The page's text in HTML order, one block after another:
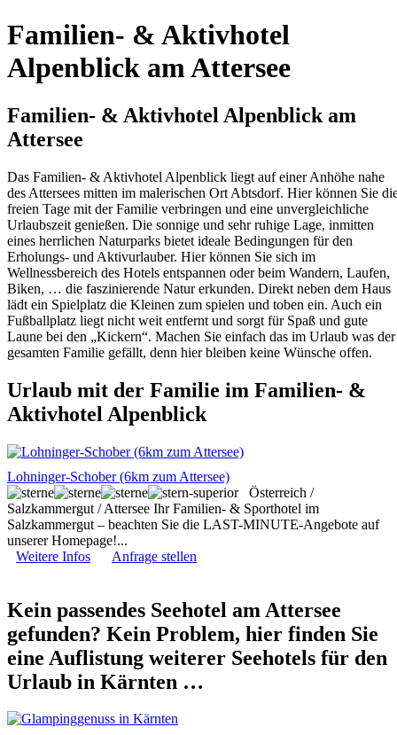
Familien- & Aktivhotel
Alpenblick am Attersee
Familien- & Aktivhotel Alpenblick am
Attersee
Das Familien- & Aktivhotel Alpenblick liegt auf einer Anhöhe nahe
des Attersees mitten im malerischen Ort Abtsdorf. Hier können Sie
freien Tage mit der Familie verbringen und eine unvergleichliche
Urlaubszeit genießen. Die sonnige und sehr ruhige Lage, inmitten
eines herrlichen Naturparks bietet ideale Bedingungen für den
Erholungs- und Aktivurlauber. Hier können Sie sich im
Wellnessbereich des Hotels entspannen oder beim Wandern, Laufen,
Biken, … die faszinierende Natur erkunden. Direkt neben dem Haus
lädt ein Spielplatz die Kleinen zum spielen und toben ein. Auch ein
Fußballplatz liegt nicht weit entfernt und sorgt für Spaß und gute
Laune bei den „Kickern“. Machen Sie einfach das im Urlaub was der
gesamten Familie gefällt, denn hier bleiben keine Wünsche offen.
Urlaub mit der Familie im Familien- &
Aktivhotel Alpenblick
Lohninger-Schober (6km zum Attersee)
Österreich /
Salzkammergut / Attersee Ihr Familien- & Sporthotel im
Salzkammergut – beachten Sie die LAST-MINUTE-Angebote auf
unserer Homepage!...
Weitere Infos
Anfrage stellen
Kein passendes Seehotel am Attersee
gefunden? Kein Problem, hier finden Sie
eine Auflistung weiterer Seehotels für den
Urlaub in Kärnten …